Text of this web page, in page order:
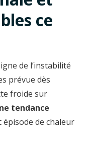
ce
de l’instabilité
prévue dès
froide sur
tendance
épisode de chaleur